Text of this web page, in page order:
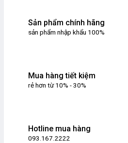
Sản phẩm chính hãng
sản phẩm nhập khẩu 100%
Mua hàng tiết kiệm
rẻ hơn từ 10% - 30%
Hotline mua hàng
093.167.2222